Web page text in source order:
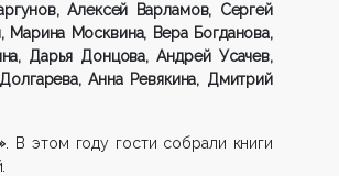
Алексей Варламов, Сергей
Марина Москвина, Вера Богданова,
Дарья Донцова, Андрей Усачев,
Анна Ревякина, Дмитрий
. В этом году гости собрали книги